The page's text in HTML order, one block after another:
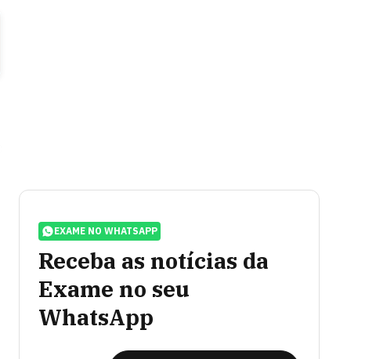
EXAME NO WHATSAPP
Receba as notícias da
Exame no seu
WhatsApp